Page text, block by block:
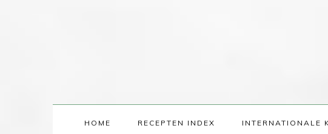
HOME RECEPTEN INDEX INTERNATIONALE